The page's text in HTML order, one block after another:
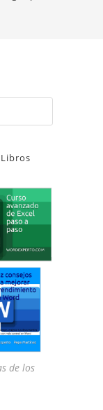
Escape
de los